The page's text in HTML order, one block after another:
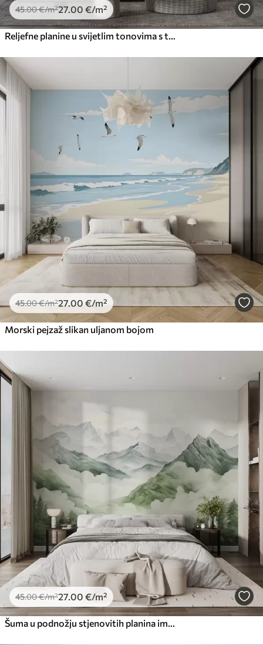
45.00€/m²27.00 €/m²
Reljefne planine u svijetlim tonovima s teksturom
45.00€/m²27.00 €/m²
Morski pejzaž slikan uljanom bojom
45.00€/m²27.00 €/m²
Šuma u podnožju stjenovitih planina imitacija akvarela